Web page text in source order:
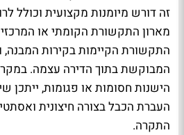
זה דורש מיומנות מקצועית וכולל
מארון התקשורת הקומתי או
התקשורת הקיימות בקירות המבנה,
המבוקשת בתוך הדירה עצמה.
הישנות חסומות או פגומות, ייתכן
העברת הכבל בצורה חיצונית
התקרה.